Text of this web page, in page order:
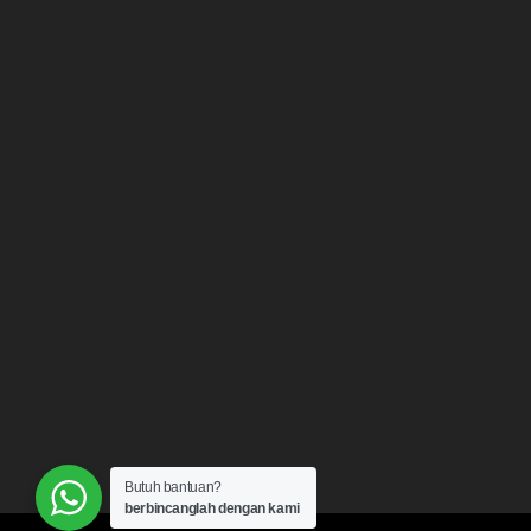
Butuh bantuan?
berbincanglah dengan kami